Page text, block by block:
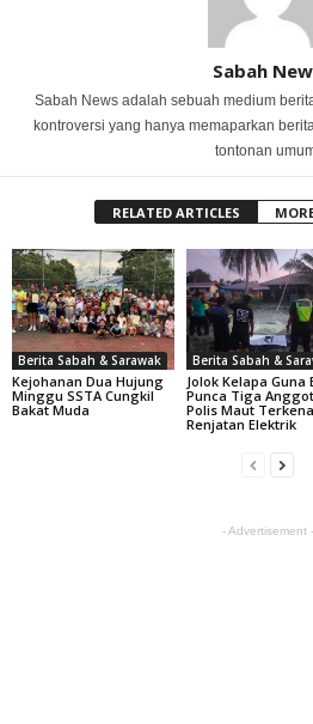
Sabah
Sabah News adalah sebuah medium
kontroversi yang hanya memaparkan
tontonan
RELATED ARTICLES
Berita Sabah & Sarawak
Kejohanan Dua Hujung
Minggu SSTA Cungkil
Bakat Muda
Berita Sabah &
Jolok Kelapa Guna
Punca Tiga
Polis Maut Terkena
Renjatan Elektrik
- Advertisement -